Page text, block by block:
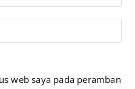
web saya pada peramban